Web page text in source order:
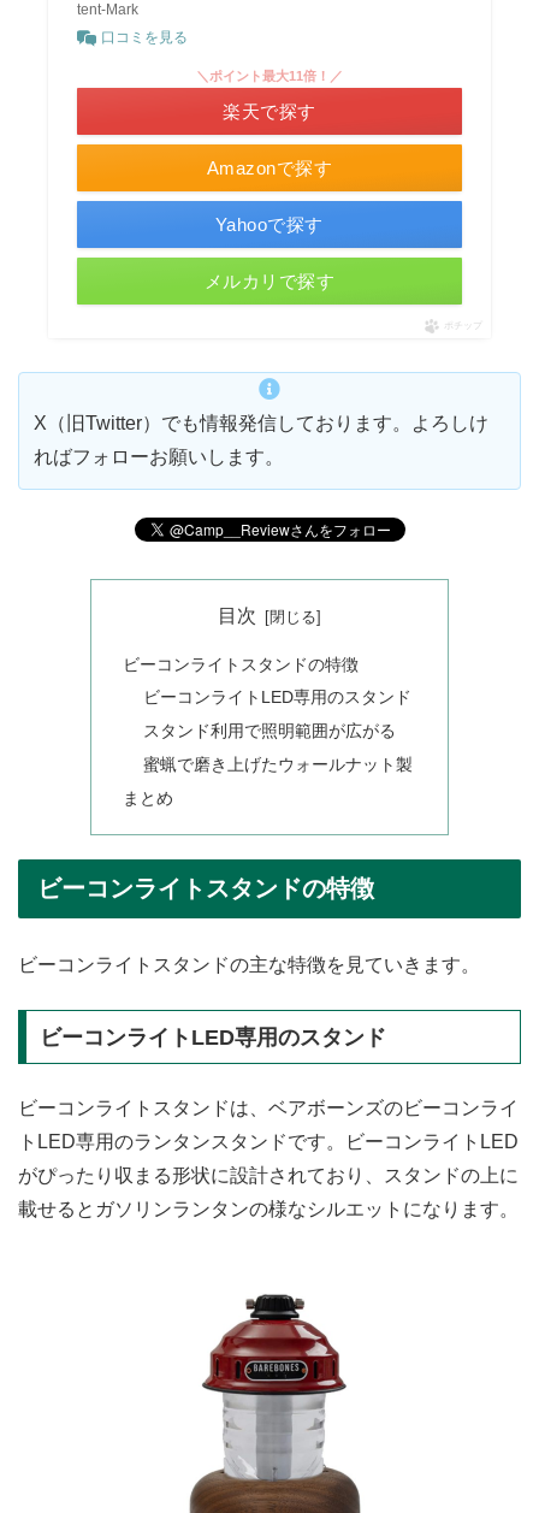
tent-Mark
口コミを見る
Amazonで探す
＼ポイント最大11倍！／
楽天で探す
Yahooで探す
メルカリで探す
ポチップ
X（旧Twitter）でも情報発信しております。よろしけ
ればフォローお願いします。
目次
ビーコンライトスタンドの特徴
ビーコンライトLED専用のスタンド
スタンド利用で照明範囲が広がる
蜜蝋で磨き上げたウォールナット製
まとめ
ビーコンライトスタンドの特徴
ビーコンライトスタンドの主な特徴を見ていきます。
ビーコンライトLED専用のスタンド
ビーコンライトスタンドは、ベアボーンズのビーコンライ
トLED専用のランタンスタンドです。ビーコンライトLED
がぴったり収まる形状に設計されており、スタンドの上に
載せるとガソリンランタンの様なシルエットになります。